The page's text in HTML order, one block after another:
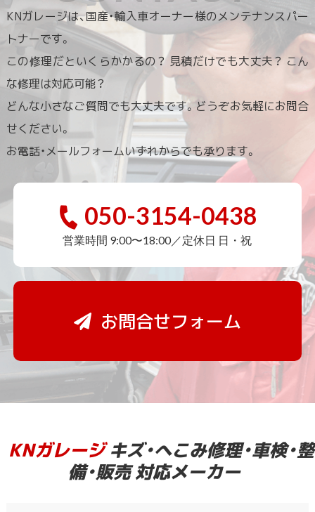
KNガレージは、国産・輸入車オーナー様のメンテナンスパー
トナーです。
この修理だといくらかかるの？ 見積だけでも大丈夫？ こん
な修理は対応可能？
どんな小さなご質問でも大丈夫です。どうぞお気軽にお問合
せください。
お電話・メールフォームいずれからでも承ります。
050-3154-0438
営業時間 9:00〜18:00／定休日 日・祝
お問合せフォーム
KNガレージキズ・へこみ修理・車検・整
備・販売 対応メーカー